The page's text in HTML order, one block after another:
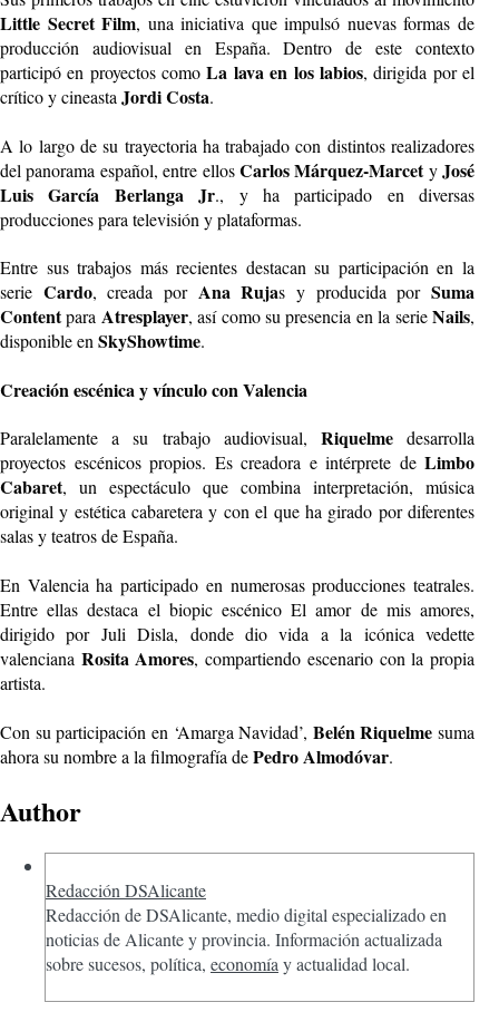
Little Secret Film, una iniciativa que impulsó nuevas formas de
producción audiovisual en España. Dentro de este contexto
participó en proyectos comoLa lava en los labios, dirigida por el
crítico y cineasta Jordi Costa.
A lo largo de su trayectoria ha trabajado con distintos realizadores
del panorama español, entre ellosCarlos Márquez-MarcetyJosé
Luis García Berlanga Jr., y ha participado en diversas
producciones para televisión y plataformas.
Entre sus trabajos más recientes destacan su participación en la
serie Cardo, creada por Ana Rujas y producida porSuma
Contentpara Atresplayer, así como su presencia en la serieNails,
disponible enSkyShowtime.
Creación escénica y vínculo con Valencia
Paralelamente a su trabajo audiovisual, Riquelmedesarrolla
proyectos escénicos propios. Es creadora e intérprete de Limbo
Cabaret, un espectáculo que combina interpretación, música
original y estética cabaretera y con el que ha girado por diferentes
salas y teatros de España.
En Valencia ha participado en numerosas producciones teatrales.
Entre ellas destaca el biopic escénico El amor de mis amores,
dirigido por Juli Disla, donde dio vida a la icónica vedette
valenciana Rosita Amores, compartiendo escenario con la propia
artista.
Con su participación en ‘Amarga Navidad’, Belén Riquelme suma
ahora su nombre a la filmografía dePedro Almodóvar.
Author
Redacción DSAlicante
Redacción de DSAlicante, medio digital especializado en
noticias de Alicante y provincia. Información actualizada
sobre sucesos, política, economía y actualidad local.